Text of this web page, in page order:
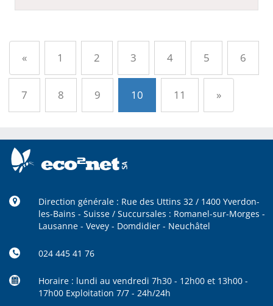
«Précédent
1 2 3 4 5 6
7 8 9 10 11 »Suivant
Direction générale : Rue des Uttins 32 / 1400 Yverdon-
les-Bains - Suisse / Succursales : Romanel-sur-Morges -
Lausanne - Vevey - Domdidier - Neuchâtel
024 445 41 76
Horaire : lundi au vendredi 7h30 - 12h00 et 13h00 -
17h00 Exploitation 7/7 - 24h/24h